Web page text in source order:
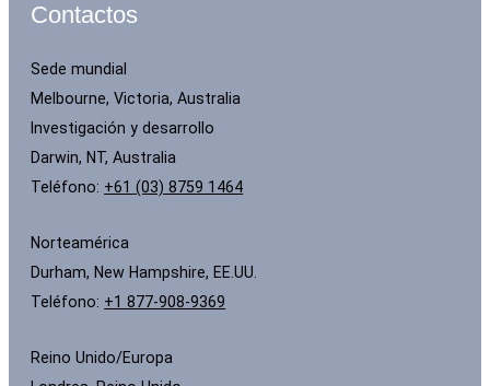
Contactos
Sede mundial
Melbourne, Victoria, Australia
Investigación y desarrollo
Darwin, NT, Australia
Teléfono: +61 (03) 8759 1464
Norteamérica
Durham, New Hampshire, EE.UU.
Teléfono: +1 877-908-9369
Reino Unido/Europa